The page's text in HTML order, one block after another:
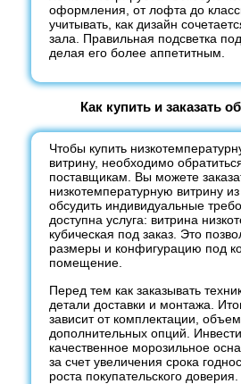
оформления, от лофта до
учитывать, как дизайн
зала. Правильная подсветка
делая его более аппетитным.
Как купить и заказать
Чтобы купить
витрину, необходимо
поставщикам. Вы можете
низкотемпературную витрину
обсудить индивидуальные
доступна услуга: витрина
кубическая под заказ. Это
размеры и конфигурацию под
помещение.
Перед тем как заказывать
детали доставки и монтажа.
зависит от комплектации,
дополнительных опций.
качественное морозильное
за счет увеличения срока
роста покупательского доверия.